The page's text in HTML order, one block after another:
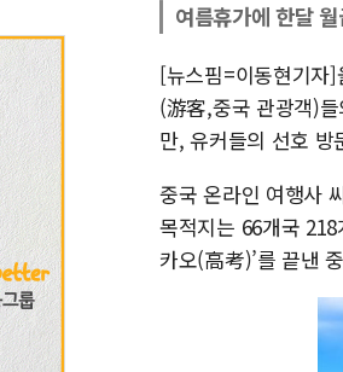
여름휴가에 한달
[뉴스핌=이동현기자
(游客,중국 관광객)
만, 유커들의 선호
중국 온라인 여행사
목적지는 66개국
카오(高考)’를 끝낸